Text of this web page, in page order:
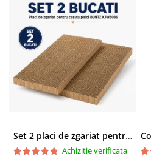
Set 2 placi de zgariat pentru casuta pisici BUNTZ KJW5086, compatibile cu casuta 59 x 28.5 x 35 cm
Achizitie verificata